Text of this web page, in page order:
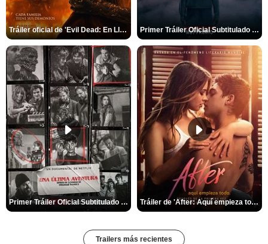
Tráiler oficial de 'Evil Dead: En Llamas' Primer Tráiler Oficial Subtitulado de 'La Noche Del Demonio: Están Entre Nosotros'
Primer Tráiler Oficial Subtitulado de 'Una última aventura: Detrás de cámaras de Stranger Things 5' Tráiler de 'After: Aquí empieza todo'
Trailers más recientes